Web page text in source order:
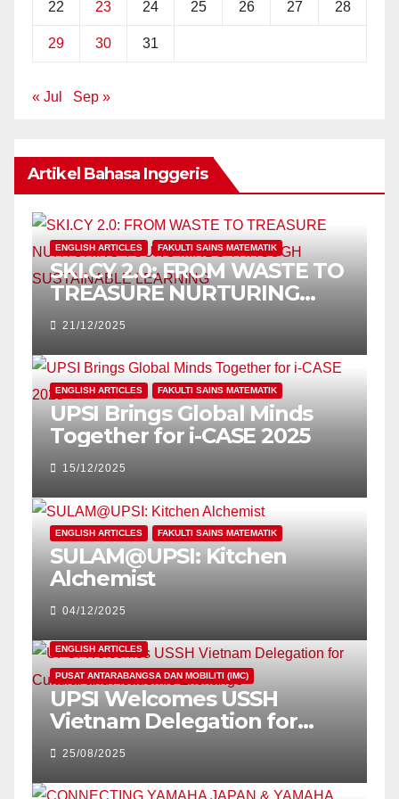
22 23 24 25 26 27 28
29 30 31
« Jul Sep »
Artikel Bahasa Inggeris
ENGLISH ARTICLES FAKULTI SAINS MATEMATIK
SKI.CY 2.0: FROM WASTE TO
TREASURE NURTURING
YOUNG MINDS THROUGH
SUSTAINABLE LEARNING
21/12/2025
ENGLISH ARTICLES FAKULTI SAINS MATEMATIK
UPSI Brings Global Minds
Together for i-CASE 2025
15/12/2025
ENGLISH ARTICLES FAKULTI SAINS MATEMATIK
SULAM@UPSI: Kitchen
Alchemist
04/12/2025
ENGLISH ARTICLES
PUSAT ANTARABANGSA DAN MOBILITI (IMC)
UPSI Welcomes USSH
Vietnam Delegation for
Cultural and Academic
Exchange
25/08/2025